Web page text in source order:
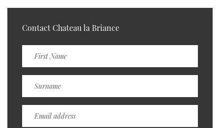
Contact Chateau la Briance